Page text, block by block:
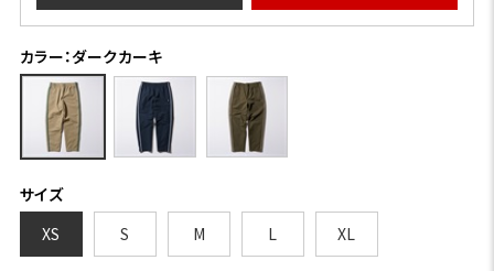
カラー：ダークカーキ
サイズ
XS
S M L XL